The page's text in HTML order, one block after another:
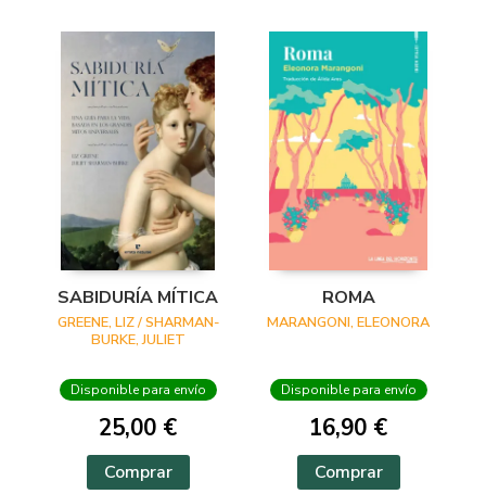
SABIDURÍA MÍTICA
GREENE, LIZ / SHARMAN-
BURKE, JULIET
Disponible para envío
25,00 €
Comprar
ROMA
MARANGONI, ELEONORA
Disponible para envío
16,90 €
Comprar